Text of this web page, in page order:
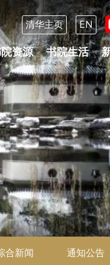
清华主页 EN
资源 书院生活
合新闻 通知公告